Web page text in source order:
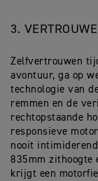
3.
Zelfvertrouwen
avontuur, ga op
technologie van
remmen en de
rechtopstaande
responsieve
nooit
835mm zithoogte
krijgt een